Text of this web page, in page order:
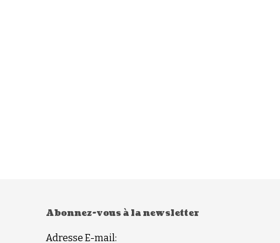
Abonnez-vous à la newsletter
Adresse E-mail: